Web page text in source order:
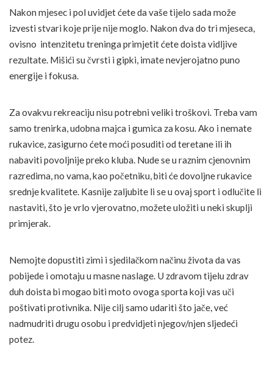
Nakon mjesec i pol uvidjet ćete da vaše tijelo sada može
izvesti stvari koje prije nije moglo. Nakon dva do tri mjeseca,
ovisno intenzitetu treninga primjetit ćete doista vidljive
rezultate. Mišići su čvrsti i gipki, imate nevjerojatno puno
energije i fokusa.
Za ovakvu rekreaciju nisu potrebni veliki troškovi. Treba vam
samo trenirka, udobna majca i gumica za kosu. Ako i nemate
rukavice, zasigurno ćete moći posuditi od teretane ili ih
nabaviti povoljnije preko kluba. Nude se u raznim cjenovnim
razredima, no vama, kao početniku, biti će dovoljne rukavice
srednje kvalitete. Kasnije zaljubite li se u ovaj sport i odlučite li
nastaviti, što je vrlo vjerovatno, možete uložiti u neki skuplji
primjerak.
Nemojte dopustiti zimi i sjedilačkom načinu života da vas
pobijede i omotaju u masne naslage. U zdravom tijelu zdrav
duh doista bi mogao biti moto ovoga sporta koji vas uči
poštivati protivnika. Nije cilj samo udariti što jače, već
nadmudriti drugu osobu i predvidjeti njegov/njen sljedeći
potez.